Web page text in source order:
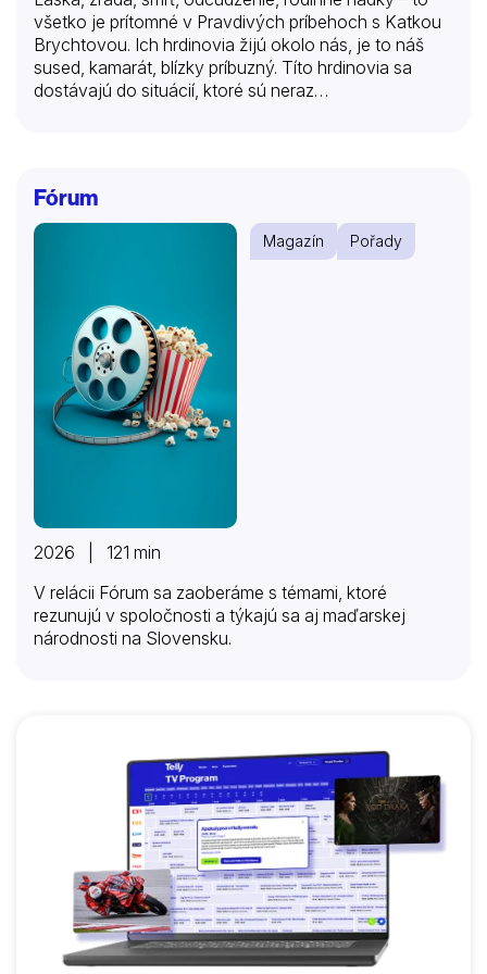
všetko je prítomné v Pravdivých príbehoch s Katkou
Brychtovou. Ich hrdinovia žijú okolo nás, je to náš
sused, kamarát, blízky príbuzný. Títo hrdinovia sa
dostávajú do situácií, ktoré sú neraz…
Fórum
Magazín Pořady
2026 | 121 min
V relácii Fórum sa zaoberáme s témami, ktoré
rezunujú v spoločnosti a týkajú sa aj maďarskej
národnosti na Slovensku.